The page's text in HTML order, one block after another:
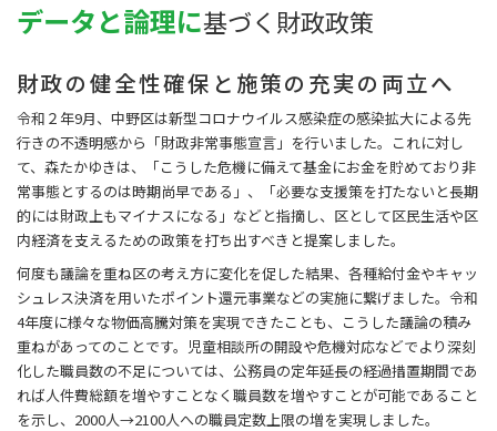
データと論理に基づく財政政策
財政の健全性確保と施策の充実の両立へ
令和２年9月、中野区は新型コロナウイルス感染症の感染拡大による先
行きの不透明感から「財政非常事態宣言」を行いました。これに対し
て、森たかゆきは、「こうした危機に備えて基金にお金を貯めており非
常事態とするのは時期尚早である」、「必要な支援策を打たないと長期
的には財政上もマイナスになる」などと指摘し、区として区民生活や区
内経済を支えるための政策を打ち出すべきと提案しました。
何度も議論を重ね区の考え方に変化を促した結果、各種給付金やキャッ
シュレス決済を用いたポイント還元事業などの実施に繋げました。令和
4年度に様々な物価高騰対策を実現できたことも、こうした議論の積み
重ねがあってのことです。児童相談所の開設や危機対応などでより深刻
化した職員数の不足については、公務員の定年延長の経過措置期間であ
れば人件費総額を増やすことなく職員数を増やすことが可能であること
を示し、2000人→2100人への職員定数上限の増を実現しました。